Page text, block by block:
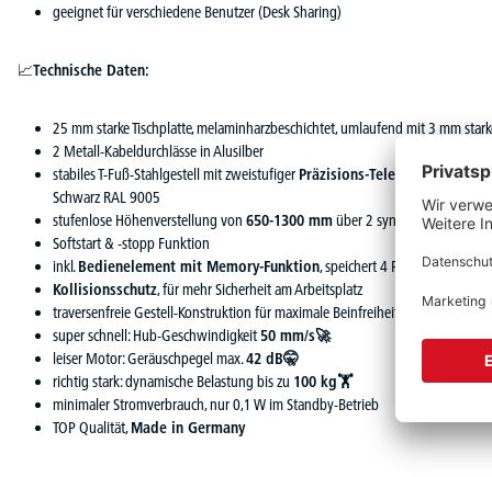
geeignet für verschiedene Benutzer (Desk Sharing)
📈Technische Daten:
25 mm starke Tischplatte, melaminharzbeschichtet, umlaufend mit 3 mm
2 Metall-Kabeldurchlässe in Alusilber
stabiles T-Fuß-Stahlgestell mit zweistufiger Präzisions-Teleskopsäule,
Schwarz RAL 9005
stufenlose Höhenverstellung von 650-1300 mmüber 2 synchron
Softstart & -stopp Funktion
inkl.Bedienelement mit Memory-Funktion, speichert 4 Positionen
Kollisionsschutz, für mehr Sicherheit am Arbeitsplatz
traversenfreie Gestell-Konstruktion für maximale Beinfreiheit
super schnell: Hub-Geschwindigkeit 50 mm/s🚀
leiser Motor: Geräuschpegel max.42 dB🤫
richtig stark: dynamische Belastung bis zu 100 kg🏋
minimaler Stromverbrauch, nur 0,1 W im Standby-Betrieb
TOP Qualität,Made in Germany